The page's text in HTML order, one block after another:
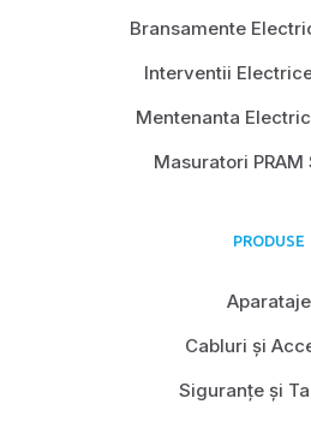
Bransamente
Interventii
Mentenanta
Masuratori PRAM
PRODUSE
Aparataje
Cabluri și
Siguranțe și